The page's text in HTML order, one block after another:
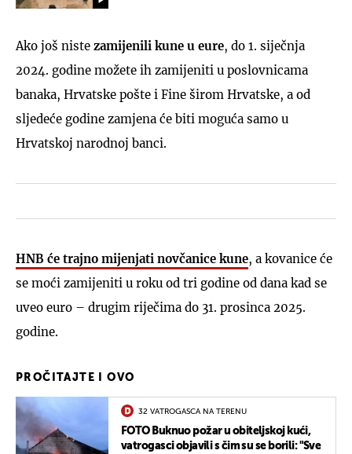
Ako još niste zamijenili kune u eure, do 1. siječnja
2024. godine možete ih zamijeniti u poslovnicama
banaka, Hrvatske pošte i Fine širom Hrvatske, a od
sljedeće godine zamjena će biti moguća samo u
Hrvatskoj narodnoj banci.
HNB će trajno mijenjati novčanice kune, a kovanice će
se moći zamijeniti u roku od tri godine od dana kad se
uveo euro – drugim riječima do 31. prosinca 2025.
godine.
PROČITAJTE I OVO
32 VATROGASCA NA TERENU
FOTO Buknuo požar u obiteljskoj kući,
vatrogasci objavili s čim su se borili: "Sve